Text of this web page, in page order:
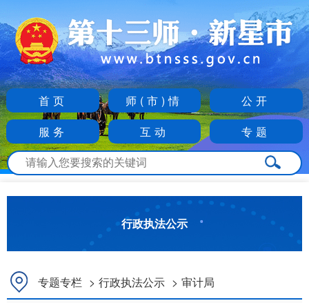
首页 师(市)情
公开
服务
互动 专题
行政执法公示
专题专栏 > 行政执法公示 > 审计局